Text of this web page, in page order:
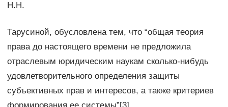
Н.Н.
Тарусиной, обусловлена тем, что “общая теория
права до настоящего времени не предложила
отраслевым юридическим наукам сколько-нибудь
удовлетворительного определения защиты
субъективных прав и интересов, а также критериев